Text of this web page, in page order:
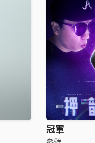
冠軍